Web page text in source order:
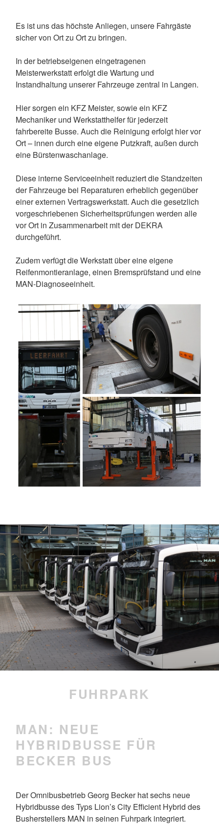
Es ist uns das höchste Anliegen, unsere Fahrgäste
sicher von Ort zu Ort zu bringen.
In der betriebseigenen eingetragenen
Meisterwerkstatt erfolgt die Wartung und
Instandhaltung unserer Fahrzeuge zentral in Langen.
Hier sorgen ein KFZ Meister, sowie ein KFZ
Mechaniker und Werkstatthelfer für jederzeit
fahrbereite Busse. Auch die Reinigung erfolgt hier vor
Ort – innen durch eine eigene Putzkraft, außen durch
eine Bürstenwaschanlage.
Diese interne Serviceeinheit reduziert die Standzeiten
der Fahrzeuge bei Reparaturen erheblich gegenüber
einer externen Vertragswerkstatt. Auch die gesetzlich
vorgeschriebenen Sicherheitsprüfungen werden alle
vor Ort in Zusammenarbeit mit der DEKRA
durchgeführt.
Zudem verfügt die Werkstatt über eine eigene
Reifenmontieranlage, einen Bremsprüfstand und eine
MAN-Diagnoseeinheit.
FUHRPARK
MAN: NEUE
HYBRIDBUSSE FÜR
BECKER BUS
Der Omnibusbetrieb Georg Becker hat sechs neue
Hybridbusse des Typs Lion’s City Efficient Hybrid des
Busherstellers MAN in seinen Fuhrpark integriert.